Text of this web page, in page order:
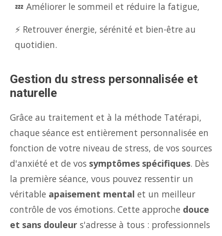
💤 Améliorer le sommeil et réduire la fatigue,
⚡ Retrouver énergie, sérénité et bien-être au
quotidien.
Gestion du stress personnalisée et
naturelle
Grâce au traitement et à la méthode Tatérapi,
chaque séance est entièrement personnalisée en
fonction de votre niveau de stress, de vos sources
d'anxiété et de vos symptômes spécifiques. Dès
la première séance, vous pouvez ressentir un
véritable apaisement mental et un meilleur
contrôle de vos émotions. Cette approche douce
et sans douleur s'adresse à tous : professionnels